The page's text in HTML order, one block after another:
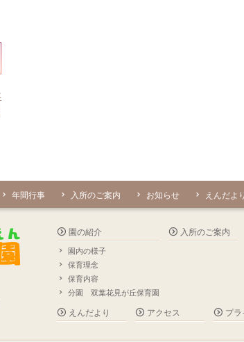
年間行事 入所のご案内 お知らせ えんだより
園の紹介
園内の様子
保育理念
保育内容
分園 双葉花見が丘保育園
入所のご案内
えんだより アクセス プラ